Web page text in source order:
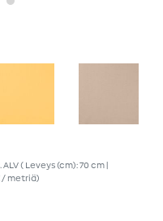
ALV( Leveys (cm): 70 cm |
/ metriä)